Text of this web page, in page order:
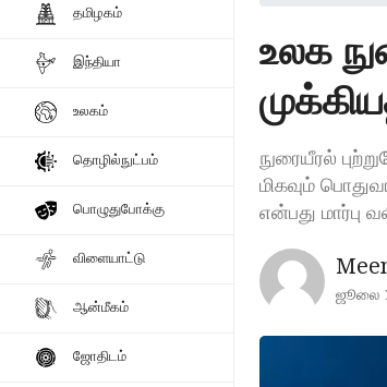
தமிழகம்
இந்தியா
உலகம்
தொழில்நுட்பம்
பொழுதுபோக்கு
விளையாட்டு
ஆன்மீகம்
ஜோதிடம்
உலக
நுரையீரல்
மிகவும்
என்பது மார்பு
ஜூலை